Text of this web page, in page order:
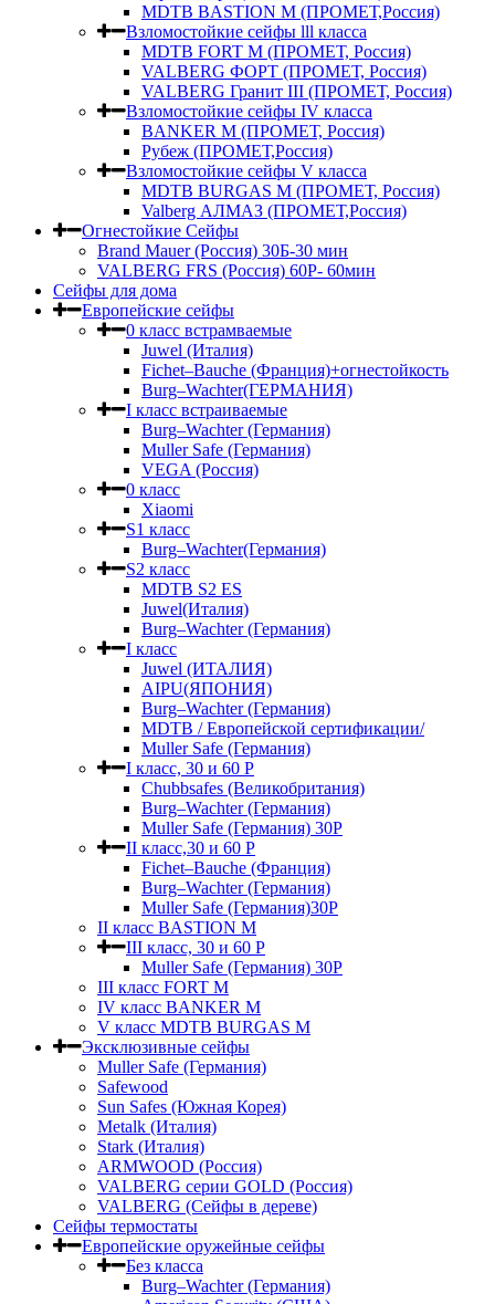
MDTB BASTION M (ПРОМЕТ,Россия)
Взломостойкие сейфы lll класса
MDTB FORT M (ПРОМЕТ, Россия)
VALBERG ФОРТ (ПРОМЕТ, Россия)
VALBERG Гранит III (ПРОМЕТ, Россия)
Взломостойкие сейфы IV класса
BANKER M (ПРОМЕТ, Россия)
Рубеж (ПРОМЕТ,Россия)
Взломостойкие сейфы V класса
MDTB BURGAS M (ПРОМЕТ, Россия)
Valberg АЛМАЗ (ПРОМЕТ,Россия)
Огнестойкие Сейфы
Brand Mauer (Россия) 30Б-30 мин
VALBERG FRS (Россия) 60Р- 60мин
Сейфы для дома
Европейские сейфы
0 класс встрамваемые
Juwel (Италия)
Fichet–Bauche (Франция)+огнестойкость
Burg–Wachter(ГЕРМАНИЯ)
I класс встраиваемые
Burg–Wachter (Германия)
Muller Safe (Германия)
VEGA (Россия)
0 класс
Xiaomi
S1 класс
Burg–Wachter(Германия)
S2 класс
MDTB S2 ES
Juwel(Италия)
Burg–Wachter (Германия)
I класс
Juwel (ИТАЛИЯ)
AIPU(ЯПОНИЯ)
Burg–Wachter (Германия)
MDTB / Европейской сертификации/
Muller Safe (Германия)
I класс, 30 и 60 P
Chubbsafes (Великобритания)
Burg–Wachter (Германия)
Muller Safe (Германия) 30Р
II класс,30 и 60 P
Fichet–Bauche (Франция)
Burg–Wachter (Германия)
Muller Safe (Германия)30P
II класс BASTION M
III класс, 30 и 60 P
Muller Safe (Германия) 30Р
III класс FORT M
IV класс BANKER M
V класс МDTB BURGAS M
Эксклюзивные сейфы
Muller Safe (Германия)
Safewood
Sun Safes (Южная Корея)
Metalk (Италия)
Stark (Италия)
ARMWOOD (Россия)
VALBERG серии GOLD (Россия)
VALBERG (Сейфы в дереве)
Сейфы термостаты
Европейские оружейные сейфы
Без класса
Burg–Wachter (Германия)